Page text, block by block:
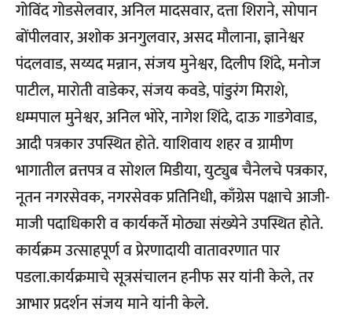
गोविंद गोडसेलवार, अनिल मादसवार, दत्ता शिराने, सोपान
बोंपीलवार, अशोक अनगुलवार, असद मौलाना, ज्ञानेश्वर
पंदलवाड, सय्यद मन्नान, संजय मुनेश्वर, दिलीप शिंदे, मनोज
पाटील, मारोती वाडेकर, संजय कवडे, पांडुरंग मिराशे,
धम्मपाल मुनेश्वर, अनिल भोरे, नागेश शिंदे, दाऊ गाडगेवाड,
आदी पत्रकार उपस्थित होते. याशिवाय शहर व ग्रामीण
भागातील व्रत्तपत्र व सोशल मिडीया, युट्युब चैनेलचे पत्रकार,
नूतन नगरसेवक, नगरसेवक प्रतिनिधी, काँग्रेस पक्षाचे आजी-
माजी पदाधिकारी व कार्यकर्ते मोठ्या संख्येने उपस्थित होते.
कार्यक्रम उत्साहपूर्ण व प्रेरणादायी वातावरणात पार
पडला.कार्यक्रमाचे सूत्रसंचालन हनीफ सर यांनी केले, तर
आभार प्रदर्शन संजय माने यांनी केले.